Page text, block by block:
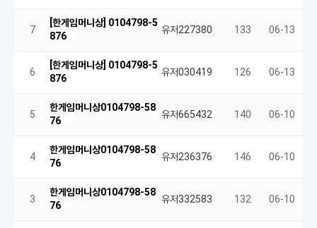
7
[한게임머니상] 0104798-5
876
유저227380 133 06-13
6
[한게임머니상] 0104798-5
876
유저030419 126 06-13
5
한게임머니상0104798-58
76
유저665432 140 06-10
4
한게임머니상0104798-58
76
유저236376 146 06-10
3
한게임머니상0104798-58
76
유저332583 132 06-10